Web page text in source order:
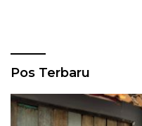
Pos Terbaru